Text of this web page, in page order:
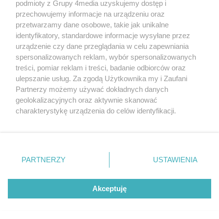
Reklama Kontakt Regulamin
Dystrybucja
Regulamin prenumeraty
Polityka Prywatności
Zapisz się do newslettera
Dołącz do grona ludzi najlepiej poinformowanych!
Zapisz się »
podmioty z Grupy 4media uzyskujemy dostęp i
przechowujemy informacje na urządzeniu oraz
przetwarzamy dane osobowe, takie jak unikalne
identyfikatory, standardowe informacje wysyłane przez
urządzenie czy dane przeglądania w celu zapewniania
spersonalizowanych reklam, wybór spersonalizowanych
treści, pomiar reklam i treści, badanie odbiorców oraz
ulepszanie usług. Za zgodą Użytkownika my i Zaufani
Partnerzy możemy używać dokładnych danych
geolokalizacyjnych oraz aktywnie skanować
charakterystykę urządzenia do celów identyfikacji.
zmienić/wycofać klikając przycisk ustawień prywatności
znajdujący się w lewym dolnym rogu strony
. Niektóre
użytkownika, ale masz prawo sprzeciwić się takiemu
przetwarzaniu. Preferencje będą miały zastosowania tylko
PARTNERZY USTAWIENIA
Akceptuję